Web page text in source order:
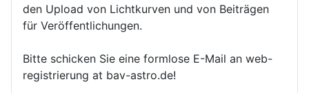
den Upload von Lichtkurven und von Beiträgen
für Veröffentlichungen.
Bitte schicken Sie eine formlose E-Mail an web-
registrierung at bav-astro.de!